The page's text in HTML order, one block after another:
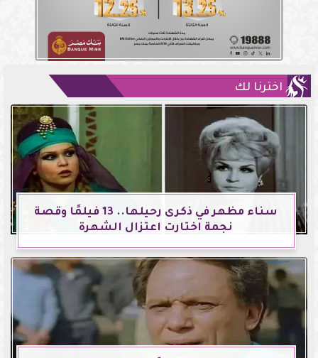
اخترنا لك
سناء مظهر في ذكرى رحيلها.. 13 فيلمًا وقصة
نجمة اختارت اعتزال الشهرة